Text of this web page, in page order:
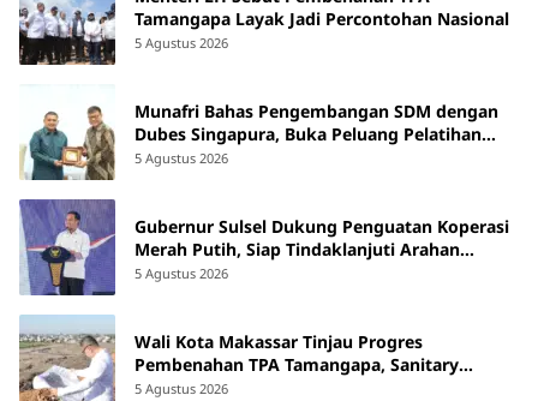
Tamangapa Layak Jadi Percontohan Nasional
5 Agustus 2026
Munafri Bahas Pengembangan SDM dengan
Dubes Singapura, Buka Peluang Pelatihan
bagi ASN hingga Masyarakat
5 Agustus 2026
Gubernur Sulsel Dukung Penguatan Koperasi
Merah Putih, Siap Tindaklanjuti Arahan
Pemerintah Pusat
5 Agustus 2026
Wali Kota Makassar Tinjau Progres
Pembenahan TPA Tamangapa, Sanitary
Landfill Capai 93 Persen
5 Agustus 2026